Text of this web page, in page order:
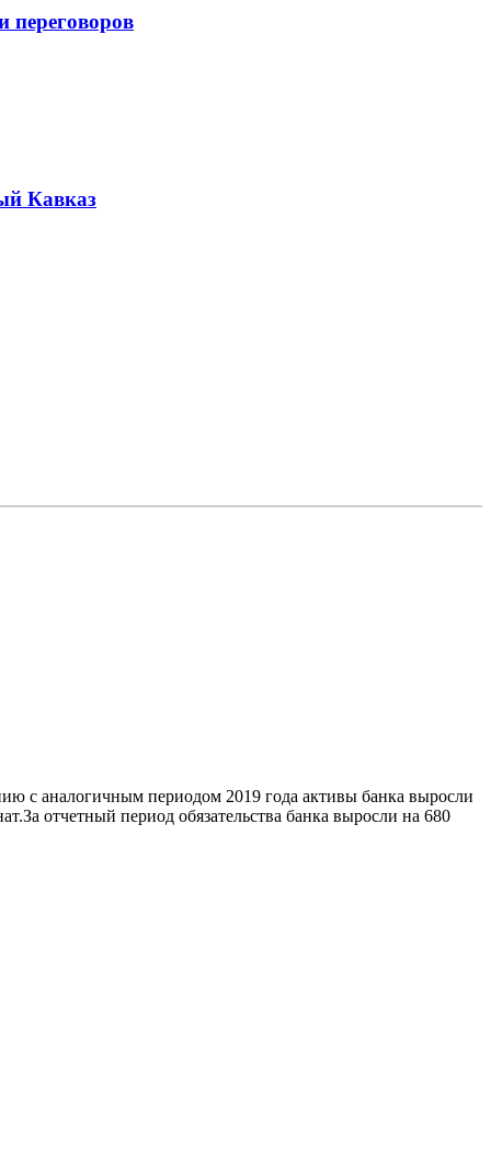
переговоров
Кавказ
с аналогичным периодом 2019 года активы банка выросли
отчетный период обязательства банка выросли на 680